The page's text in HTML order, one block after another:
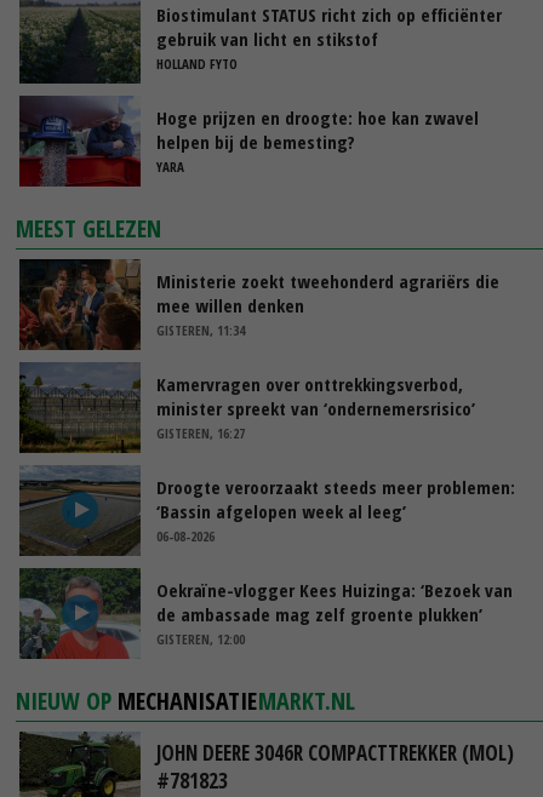
Biostimulant STATUS richt zich op efficiënter
gebruik van licht en stikstof
HOLLAND FYTO
Hoge prijzen en droogte: hoe kan zwavel
helpen bij de bemesting?
YARA
MEEST GELEZEN
Ministerie zoekt tweehonderd agrariërs die
mee willen denken
GISTEREN, 11:34
Kamervragen over onttrekkingsverbod,
minister spreekt van ‘ondernemersrisico’
GISTEREN, 16:27
Droogte veroorzaakt steeds meer problemen:
‘Bassin afgelopen week al leeg’
06-08-2026
Oekraïne-vlogger Kees Huizinga: ‘Bezoek van
de ambassade mag zelf groente plukken’
GISTEREN, 12:00
NIEUW OP MECHANISATIEMARKT.NL
JOHN DEERE 3046R COMPACTTREKKER (MOL)
#781823